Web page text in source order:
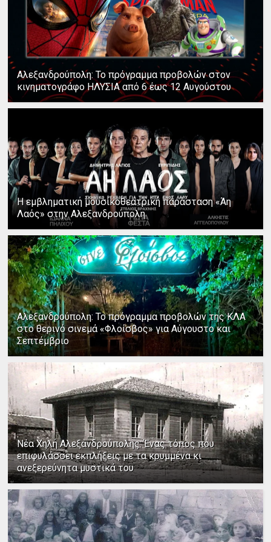
Αλεξανδρούπολη: Το πρόγραμμα προβολών στον
κινηματογράφο ΗΛΥΣΙΑ από 6 έως 12 Αυγούστου
Η εμβληματική μουσικοθεατρική παράσταση «Άη
Λαός» στην Αλεξανδρούπολη
Αλεξανδρούπολη: Το πρόγραμμα προβολών της ΚΛΑ
στο θερινό σινεμά «Φλοίσβος» για Αύγουστο και
Σεπτέμβριο
Νέα Χηλή Αλεξανδρούπολης: Ένας τόπος που
επιφυλάσσει εκπλήξεις με τα κρυμμένα κι
ανεξερεύνητα μυστικά του